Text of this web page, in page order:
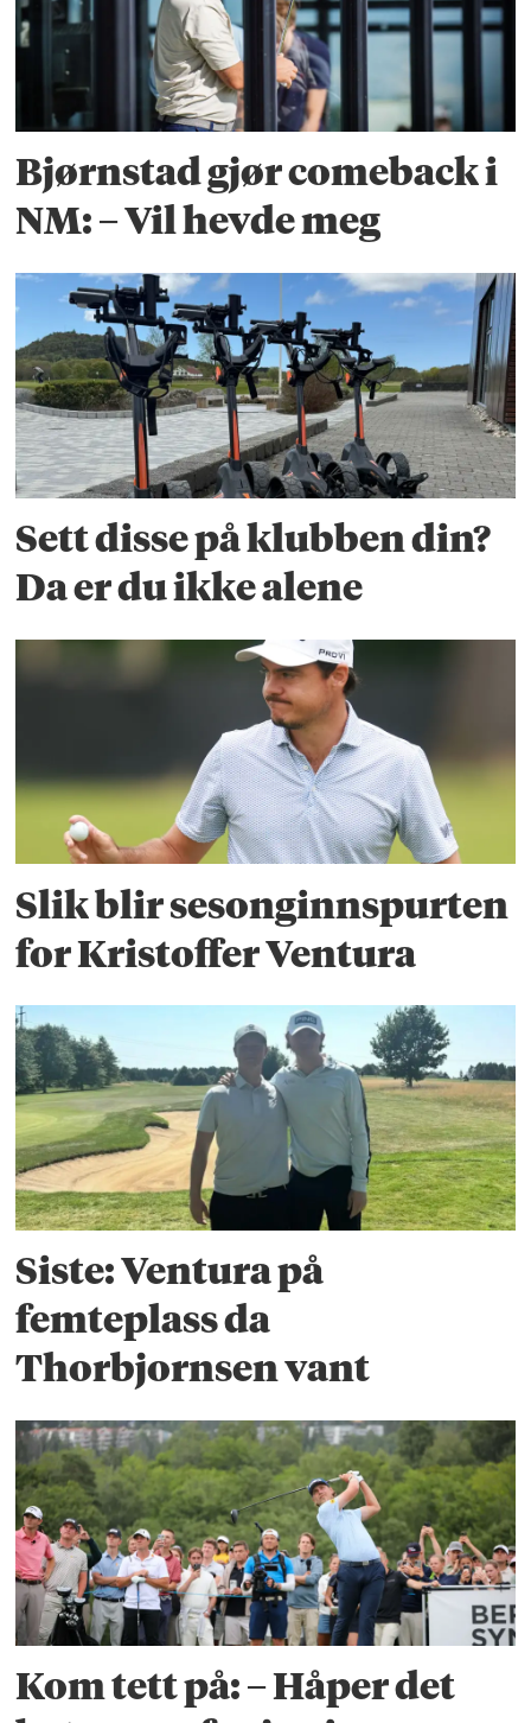
Bjørnstad gjør comeback i
NM: – Vil hevde meg
Sett disse på klubben din?
Da er du ikke alene
Slik blir sesonginnspurten
for Kristoffer Ventura
Siste: Ventura på
femteplass da
Thorbjornsen vant
Kom tett på: – Håper det